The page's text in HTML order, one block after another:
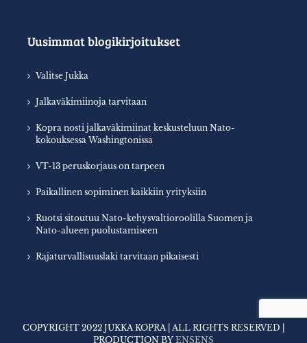
Uusimmat blogikirjoitukset
Valitse Jukka
Jalkaväkimiinoja tarvitaan
Kopra nosti jalkaväkimiinat keskusteluun Nato-
kokouksessa Washingtonissa
VT-13 peruskorjaus on tarpeen
Paikallinen sopiminen kaikkiin yrityksiin
Ruotsi sitoutuu Nato-kehysvaltioroolilla Suomen ja
Nato-alueen puolustamiseen
Rajaturvallisuuslaki tarvitaan pikaisesti
COPYRIGHT 2022 JUKKA KOPRA | ALL RIGHTS RESERVED |
PRODUCTION BY ENSENS